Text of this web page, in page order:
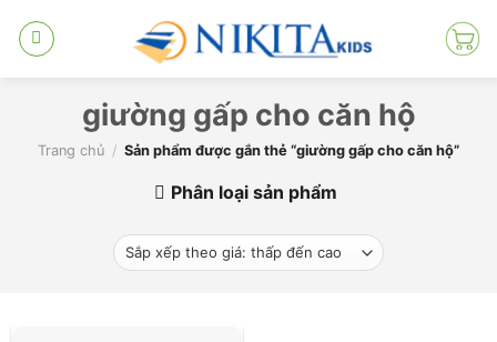
giường gấp cho căn hộ
Trang chủ / Sản phẩm được gắn thẻ “giường gấp cho căn hộ”
Phân loại sản phẩm